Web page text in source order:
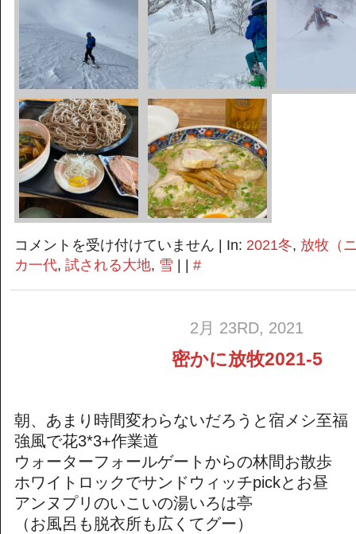
密
か
に
放
コメントを受け付けていません | In: 2021冬, 放牧（
カ一代, 試される大地, 雪 #
2月 23RD, 2021
密かに放牧2021-5
朝、あまり時間変わらないだろうと宿メシ至福
強風で花3*3+作業道
ウォーターフォールゲートからの林間お散歩
ホワイトロックでサンドウィッチpickとお昼
アンヌプリのいこいの湯いろは亭
（お風呂も脱衣所も広くてグー）